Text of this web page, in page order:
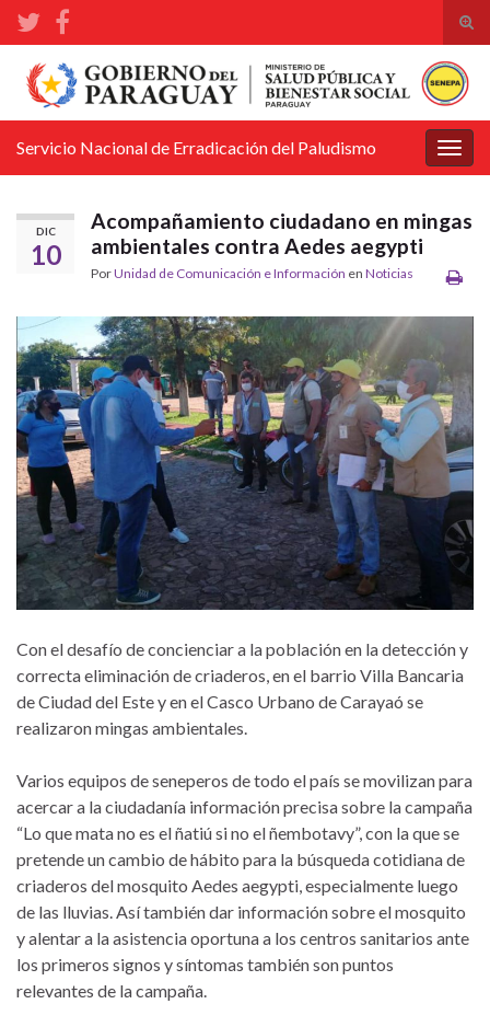
el
de
Search for:
la
Servicio Nacional de Erradicación del Paludismo
DIC
10
Acompañamiento ciudadano en mingas
ambientales contra Aedes aegypti
PorUnidad de Comunicación e Información en Noticias
Con el desafío de concienciar a la población en la detección y
correcta eliminación de criaderos, en el barrio Villa Bancaria
de Ciudad del Este y en el Casco Urbano de Carayaó se
realizaron mingas ambientales.
Varios equipos de seneperos de todo el país se movilizan para
acercar a la ciudadanía información precisa sobre la campaña
“Lo que mata no es el ñatiú si no el ñembotavy”, con la que se
pretende un cambio de hábito para la búsqueda cotidiana de
criaderos del mosquito Aedes aegypti, especialmente luego
de las lluvias. Así también dar información sobre el mosquito
y alentar a la asistencia oportuna a los centros sanitarios ante
los primeros signos y síntomas también son puntos
relevantes de la campaña.